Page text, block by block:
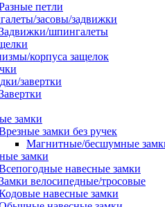
петли
засовы/задвижки
шпингалеты
корпуса защелок
завертки
замки
замки без ручек
Магнитные/бесшумные
замки
навесные замки
велосипедные/тросовые
навесные замки